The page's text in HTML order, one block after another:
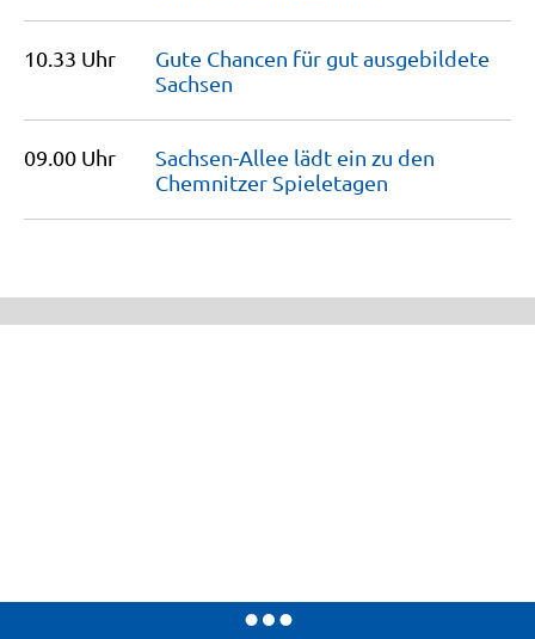
10.33 Uhr
Gute Chancen für gut ausgebildete
Sachsen
09.00 Uhr
Sachsen-Allee lädt ein zu den
Chemnitzer Spieletagen